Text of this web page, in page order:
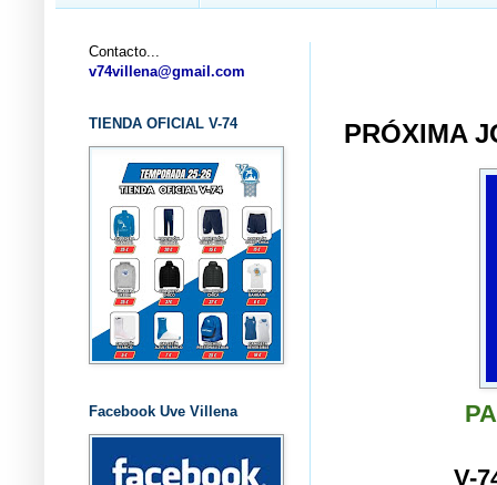
PRÓXIMA
V-
Contacto...
v74villena@gmail.com
TIENDA OFICIAL V-74
Facebook Uve Villena